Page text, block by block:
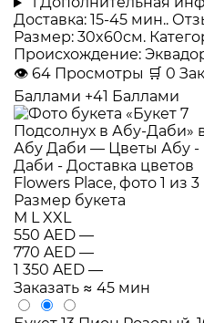
Доставка: 15-45 мин..
Размер: 30x60см.
Происхождение:
👁 64 Просмотры 🛒 0
Баллами +41 Баллами
Размер букета
M LXXL
550 AED —
770 AED —
1 350 AED —
Заказать ≈ 45 мин